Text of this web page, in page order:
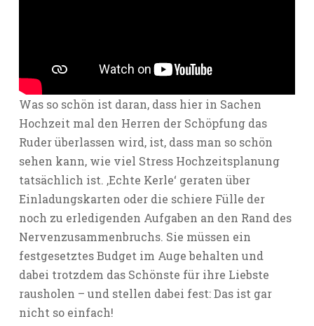
Was so schön ist daran, dass hier in Sachen
Hochzeit mal den Herren der Schöpfung das
Ruder überlassen wird, ist, dass man so schön
sehen kann, wie viel Stress Hochzeitsplanung
tatsächlich ist. ‚Echte Kerle‘ geraten über
Einladungskarten oder die schiere Fülle der
noch zu erledigenden Aufgaben an den Rand des
Nervenzusammenbruchs. Sie müssen ein
festgesetztes Budget im Auge behalten und
dabei trotzdem das Schönste für ihre Liebste
rausholen – und stellen dabei fest: Das ist gar
nicht so einfach!